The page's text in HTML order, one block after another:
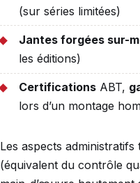
(sur séries limitées)
Jantes forgées sur-
les éditions)
Certifications ABT,
lors d’un montage
Les aspects administratifs
(équivalent du contrôle